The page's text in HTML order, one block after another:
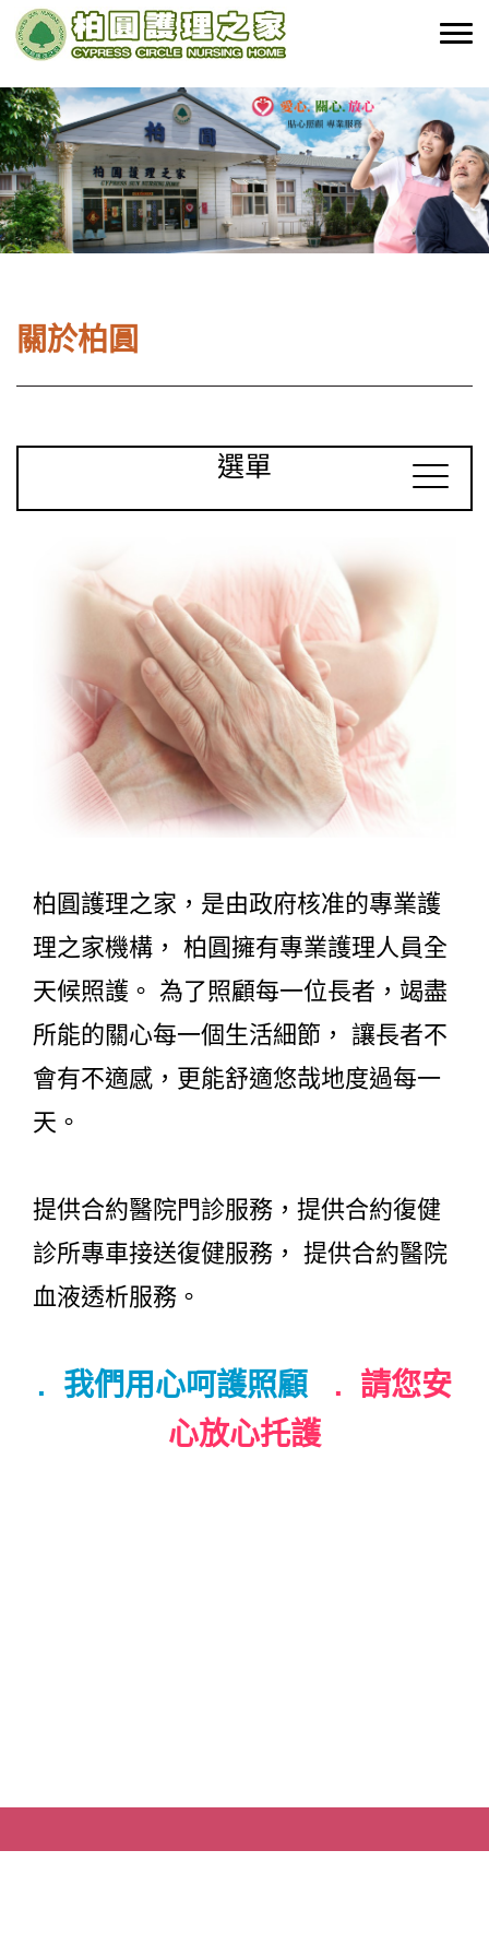
關於柏圓
選單
柏圓護理之家，是由政府核准的專業護
理之家機構， 柏圓擁有專業護理人員全
天候照護。 為了照顧每一位長者，竭盡
所能的關心每一個生活細節， 讓長者不
會有不適感，更能舒適悠哉地度過每一
天。
提供合約醫院門診服務，提供合約復健
診所專車接送復健服務， 提供合約醫院
血液透析服務。
. 我們用心呵護照顧 . 請您安
心放心托護